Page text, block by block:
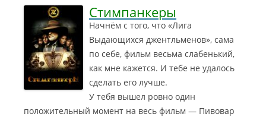
Стимпанкеры
Начнём с того, что «Лига
Выдающихся джентльменов», сама
по себе, фильм весьма слабенький,
как мне кажется. И тебе не удалось
сделать его лучше.
У тебя вышел ровно один
положительный момент на весь фильм — Пивовар